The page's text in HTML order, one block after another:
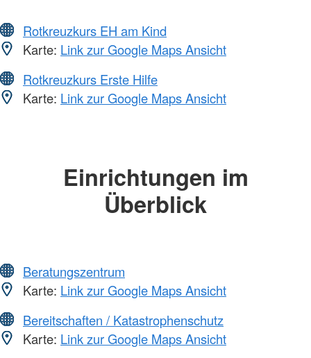
Rotkreuzkurs EH am Kind
Karte: Link zur Google Maps Ansicht
Rotkreuzkurs Erste Hilfe
Karte: Link zur Google Maps Ansicht
Einrichtungen im
Überblick
Beratungszentrum
Karte: Link zur Google Maps Ansicht
Bereitschaften / Katastrophenschutz
Karte: Link zur Google Maps Ansicht